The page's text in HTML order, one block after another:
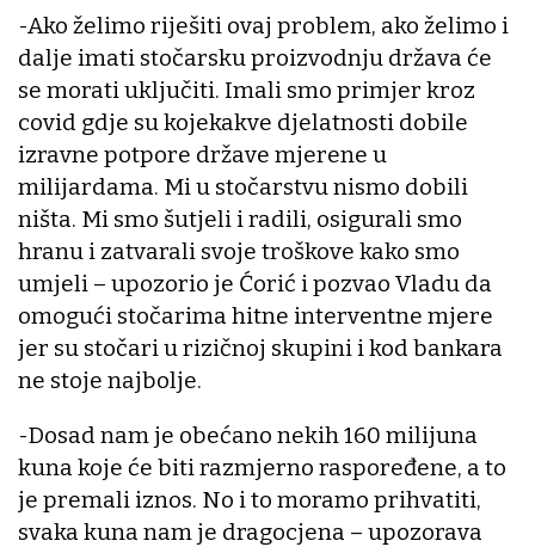
-Ako želimo riješiti ovaj problem, ako želimo i
dalje imati stočarsku proizvodnju država će
se morati uključiti. Imali smo primjer kroz
covid gdje su kojekakve djelatnosti dobile
izravne potpore države mjerene u
milijardama. Mi u stočarstvu nismo dobili
ništa. Mi smo šutjeli i radili, osigurali smo
hranu i zatvarali svoje troškove kako smo
umjeli – upozorio je Ćorić i pozvao Vladu da
omogući stočarima hitne interventne mjere
jer su stočari u rizičnoj skupini i kod bankara
ne stoje najbolje.
-Dosad nam je obećano nekih 160 milijuna
kuna koje će biti razmjerno raspoređene, a to
je premali iznos. No i to moramo prihvatiti,
svaka kuna nam je dragocjena – upozorava